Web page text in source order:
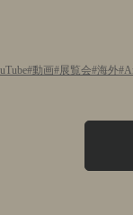
動画 展覧会 海外